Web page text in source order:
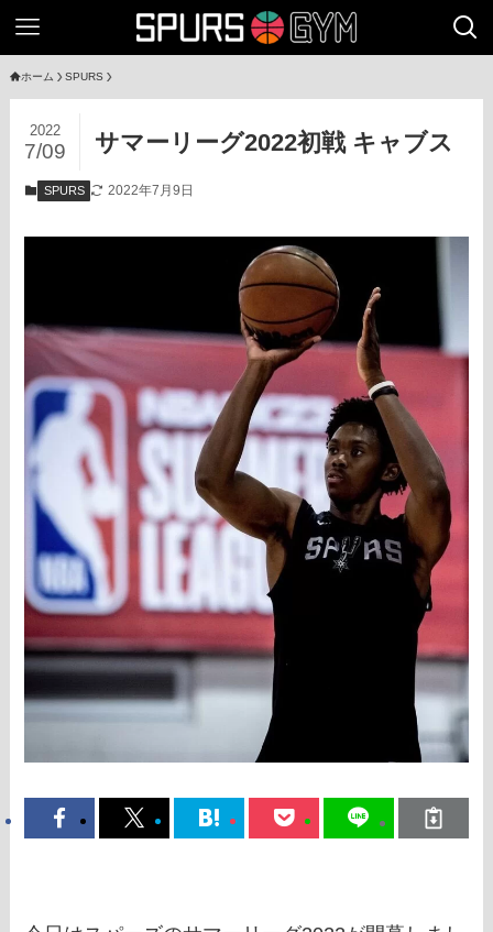
ホーム SPURS
サマーリーグ2022初戦 キャブス
2022
7/09
SPURS 2022年7月9日